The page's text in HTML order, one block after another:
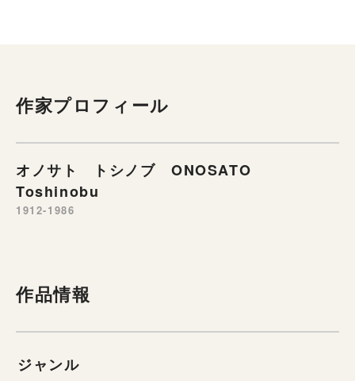
作家プロフィール
オノサト トシノブ ONOSATO
Toshinobu
1912-1986
作品情報
ジャンル